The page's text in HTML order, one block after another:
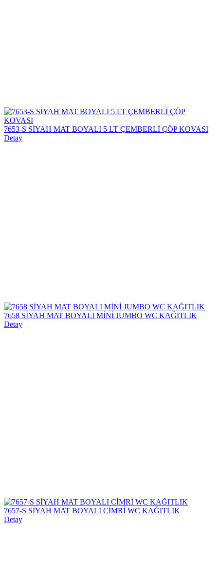
7653-S SİYAH MAT BOYALI 5 LT ÇEMBERLİ ÇÖP KOVASI
Detay
7658 SİYAH MAT BOYALI MİNİ JUMBO WC KAĞITLIK
Detay
7657-S SİYAH MAT BOYALI CİMRİ WC KAĞITLIK
Detay